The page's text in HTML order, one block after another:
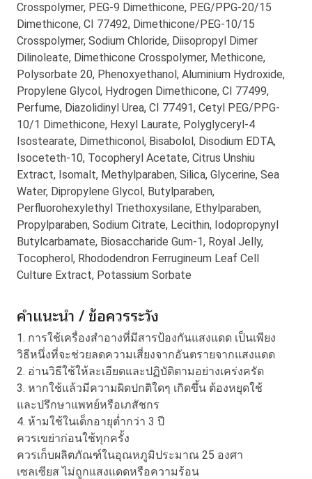
Crosspolymer, PEG-9 Dimethicone, PEG/PPG-20/15
Dimethicone, CI 77492, Dimethicone/PEG-10/15
Crosspolymer, Sodium Chloride, Diisopropyl Dimer
Dilinoleate, Dimethicone Crosspolymer, Methicone,
Polysorbate 20, Phenoxyethanol, Aluminium Hydroxide,
Propylene Glycol, Hydrogen Dimethicone, CI 77499,
Perfume, Diazolidinyl Urea, CI 77491, Cetyl PEG/PPG-
10/1 Dimethicone, Hexyl Laurate, Polyglyceryl-4
Isostearate, Dimethiconol, Bisabolol, Disodium EDTA,
Isoceteth-10, Tocopheryl Acetate, Citrus Unshiu
Extract, Isomalt, Methylparaben, Silica, Glycerine, Sea
Water, Dipropylene Glycol, Butylparaben,
Perfluorohexylethyl Triethoxysilane, Ethylparaben,
Propylparaben, Sodium Citrate, Lecithin, Iodopropynyl
Butylcarbamate, Biosaccharide Gum-1, Royal Jelly,
Tocopherol, Rhododendron Ferrugineum Leaf Cell
Culture Extract, Potassium Sorbate
คำแนะนำ / ข้อควรระวัง
1. การใช้เครื่องสำอางที่มีสารป้องกันแสงแดด เป็นเพียง
วิธีหนึ่งที่จะช่วยลดความเสี่ยงจากอันตรายจากแสงแดด
2. อ่านวิธีใช้ให้ละเอียดและปฏิบัติตามอย่างเคร่งครัด
3. หากใช้แล้วมีความผิดปกติใดๆ เกิดขึ้น ต้องหยุดใช้
และปรึกษาแพทย์หรือเภสัชกร
4. ห้ามใช้ในเด็กอายุต่ำกว่า 3 ปี
ควรเขย่าก่อนใช้ทุกครั้ง
ควรเก็บผลิตภัณฑ์ในอุณหภูมิประมาณ 25 องศา
เซลเซียส ไม่ถูกแสงแดดหรือความร้อน